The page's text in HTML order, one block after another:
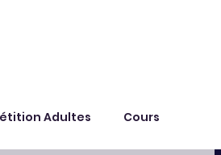
Adultes Cours